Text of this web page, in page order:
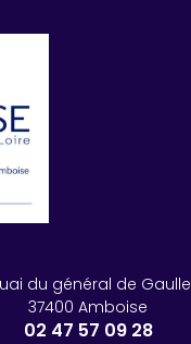
du général de Gaulle
37400 Amboise
02 47 57 09 28